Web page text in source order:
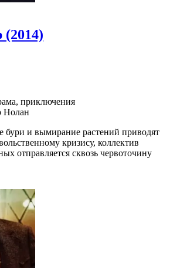
(2014)
приключения
Нолан
бури и вымирание растений приводят
кризису, коллектив
отправляется сквозь червоточину